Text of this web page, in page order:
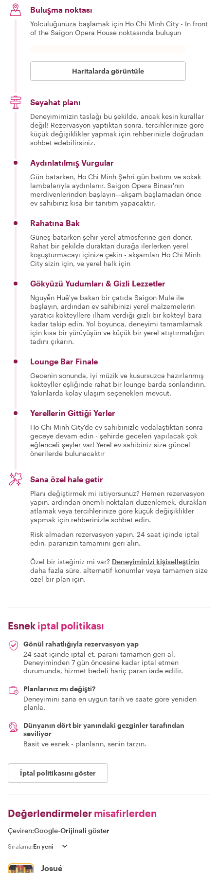
Buluşma noktası
Yolculuğunuza başlamak için Ho Chi Minh City - In front
of the Saigon Opera House noktasında buluşun
Haritalarda görüntüle
Seyahat planı
Deneyimimizin taslağı bu şekilde, ancak kesin kurallar
değil! Rezervasyon yaptıktan sonra, tercihlerinize göre
küçük değişiklikler yapmak için rehberinizle doğrudan
sohbet edebilirsiniz.
Aydınlatılmış Vurgular
Gün batarken, Ho Chi Minh Şehri gün batımı ve sokak
lambalarıyla aydınlanır. Saigon Opera Binası'nın
merdivenlerinden başlayın—akşam başlamadan önce
ev sahibiniz kısa bir tanıtım yapacaktır.
Rahatına Bak
Güneş batarken şehir yerel atmosferine geri döner.
Rahat bir şekilde duraktan durağa ilerlerken yerel
koşuşturmacayı içinize çekin - akşamları Ho Chi Minh
City sizin için, ve yerel halk için
Gökyüzü Yudumları & Gizli Lezzetler
Nguyễn Huệ'ye bakan bir çatıda Saigon Mule ile
başlayın, ardından ev sahibinizi yerel malzemelerin
yaratıcı kokteyllere ilham verdiği gizli bir kokteyl bara
kadar takip edin. Yol boyunca, deneyimi tamamlamak
için kısa bir yürüyüşün ve küçük bir yerel atıştırmalığın
tadını çıkarın.
Lounge Bar Finale
Gecenin sonunda, iyi müzik ve kusursuzca hazırlanmış
kokteyller eşliğinde rahat bir lounge barda sonlandırın.
Yakınlarda kolay ulaşım seçenekleri mevcut.
Yerellerin Gittiği Yerler
Ho Chi Minh City'de ev sahibinizle vedalaştıktan sonra
geceye devam edin - şehirde geceleri yapılacak çok
eğlenceli şeyler var! Yerel ev sahibiniz size güncel
önerilerde bulunacaktır
Sana özel hale getir
Planı değiştirmek mi istiyorsunuz? Hemen rezervasyon
yapın, ardından önemli noktaları düzenlemek, durakları
atlamak veya tercihlerinize göre küçük değişiklikler
yapmak için rehberinizle sohbet edin.
Risk almadan rezervasyon yapın. 24 saat içinde iptal
edin, paranızın tamamını geri alın.
Özel bir isteğiniz mi var? Deneyiminizi kişiselleştirin
daha fazla süre, alternatif konumlar veya tamamen size
özel bir plan için.
Esnek iptal politikası
Gönül rahatlığıyla rezervasyon yap
24 saat içinde iptal et, paranı tamamen geri al.
Deneyiminden 7 gün öncesine kadar iptal etmen
durumunda, hizmet bedeli hariç paran iade edilir.
Planlarınız mı değişti?
Deneyimini sana en uygun tarih ve saate göre yeniden
planla.
Dünyanın dört bir yanındaki gezginler tarafından
seviliyor
Basit ve esnek - planların, senin tarzın.
İptal politikasını göster
Değerlendirmeler misafirlerden
Çeviren:Google-Orijinali göster
Sıralama:
Josué